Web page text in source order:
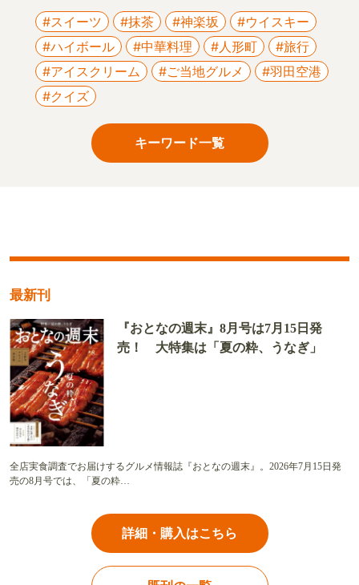
#スイーツ #抹茶 #神楽坂
#ウイスキー
#ハイボール
#中華料理 #人形町
#旅行
#アイスクリーム
#ご当地グルメ
#羽田空港
#クイズ
キーワード一覧
最新刊
『おとなの週末』8月号は7月15日発
売！ 大特集は「夏の粋、うなぎ」
全店実食調査でお届けするグルメ情報誌『おとなの週末』。2026年7月15日発
売の8月号では、「夏の粋…
詳細・購入はこちら